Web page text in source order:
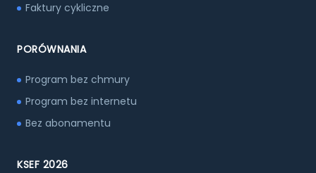
Faktury cykliczne
PORÓWNANIA
Program bez chmury
Program bez internetu
Bez abonamentu
KSEF 2026